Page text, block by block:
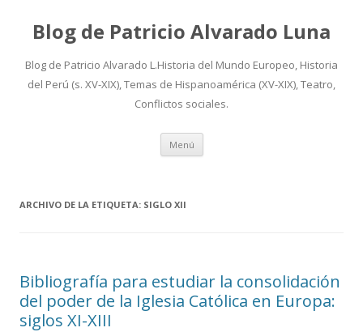
Blog de Patricio Alvarado Luna
Blog de Patricio Alvarado L.Historia del Mundo Europeo, Historia
del Perú (s. XV-XIX), Temas de Hispanoamérica (XV-XIX), Teatro,
Conflictos sociales.
Menú Ir
contenido
ARCHIVO DE LA ETIQUETA: SIGLO XII
Bibliografía para estudiar la consolidación
del poder de la Iglesia Católica en Europa:
siglos XI-XIII